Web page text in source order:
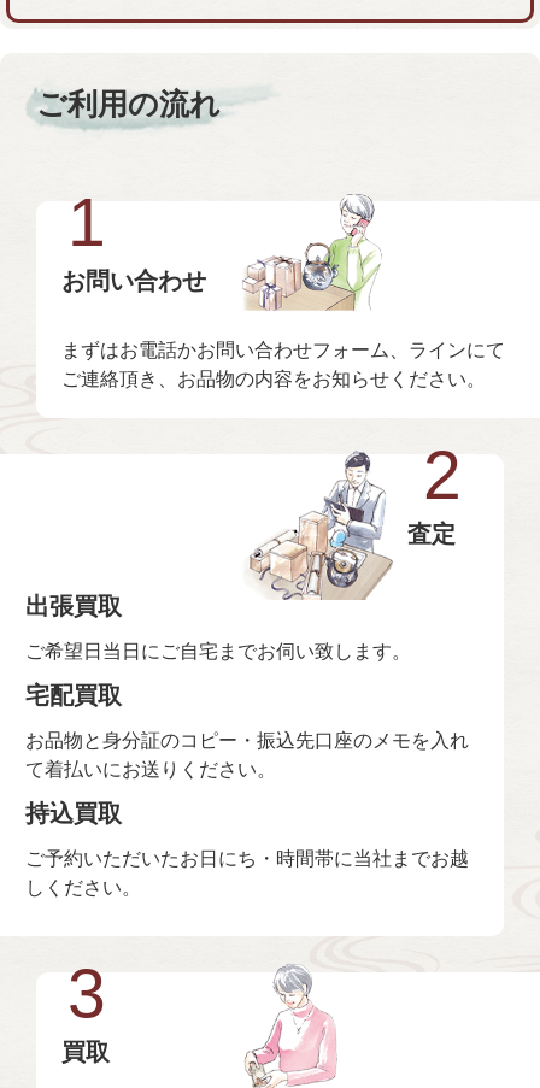
ご利用の流れ
1
お問い合わせ
まずはお電話かお問い合わせフォーム、ラインにて
ご連絡頂き、お品物の内容をお知らせください。
2
査定
出張買取
ご希望日当日にご自宅までお伺い致します。
宅配買取
お品物と身分証のコピー・振込先口座のメモを入れ
て着払いにお送りください。
持込買取
ご予約いただいたお日にち・時間帯に当社までお越
しください。
3
買取